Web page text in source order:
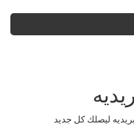
ليصلك كل جديد